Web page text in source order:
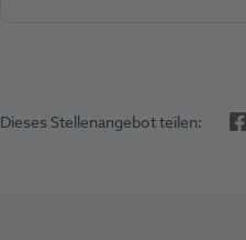
Dieses Stellenangebot teilen: